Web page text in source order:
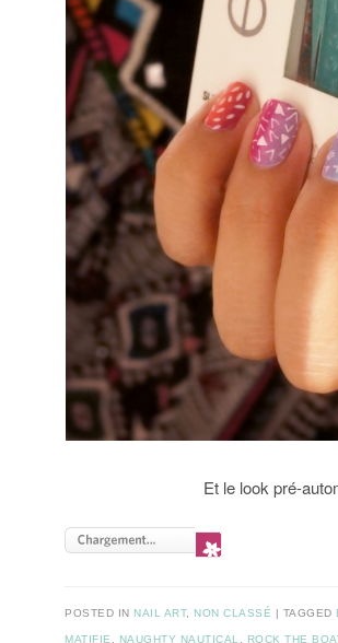
Et le look pré-
POSTED IN NAIL ART, NON CLASSÉ TAGGED
MATIFIE , NAUGHTY NAUTICAL , ROCK THE